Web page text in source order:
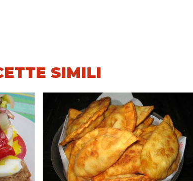
SIMILI